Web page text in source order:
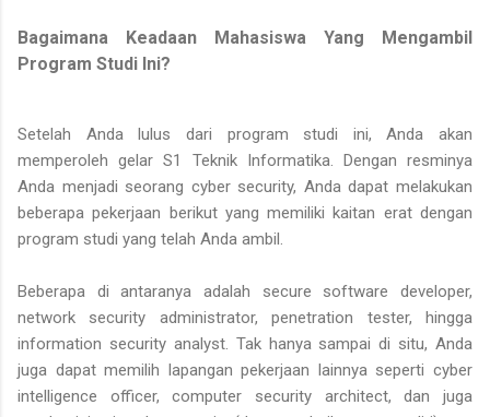
Bagaimana Keadaan Mahasiswa Yang Mengambil
Program Studi Ini?
Setelah Anda lulus dari program studi ini, Anda akan
memperoleh gelar S1 Teknik Informatika. Dengan resminya
Anda menjadi seorang cyber security, Anda dapat melakukan
beberapa pekerjaan berikut yang memiliki kaitan erat dengan
program studi yang telah Anda ambil.
Beberapa di antaranya adalah secure software developer,
network security administrator, penetration tester, hingga
information security analyst. Tak hanya sampai di situ, Anda
juga dapat memilih lapangan pekerjaan lainnya seperti cyber
intelligence officer, computer security architect, dan juga